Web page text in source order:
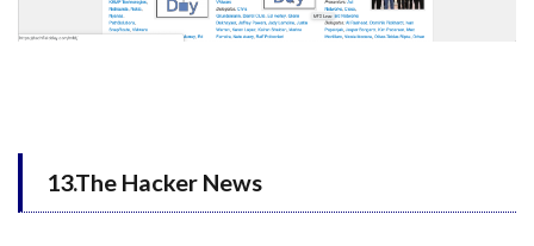
13.The Hacker News